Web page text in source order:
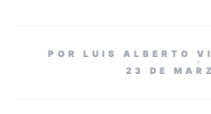
POR LUIS ALBERTO
23 DE